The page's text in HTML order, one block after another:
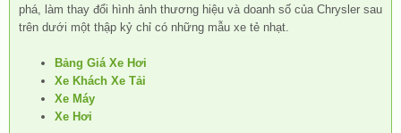
phá, làm thay đổi hình ảnh thương hiệu và doanh số của Chrysler sau
trên dưới một thập kỷ chỉ có những mẫu xe tẻ nhạt.
Bảng Giá Xe Hơi
Xe Khách Xe Tải
Xe Máy
Xe Hơi